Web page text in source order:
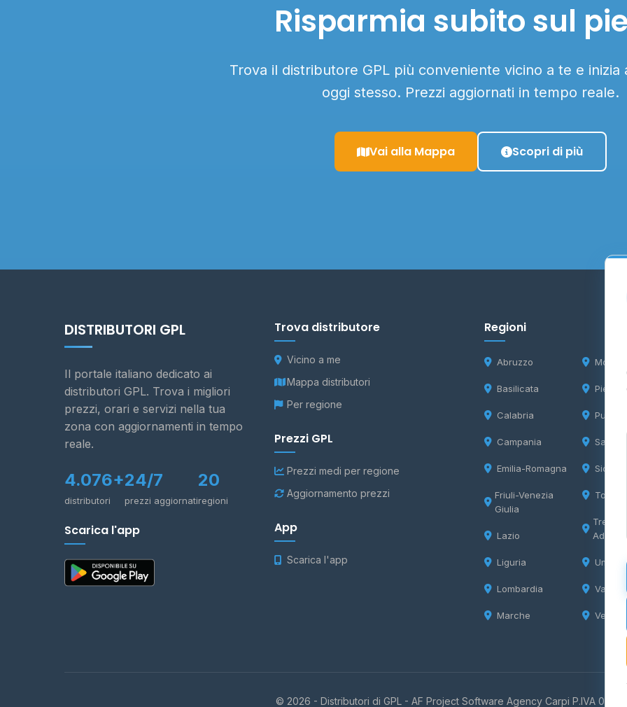
Risparmia subito sul
Trova il distributore GPL più conveniente vicino a te e inizia
oggi stesso. Prezzi aggiornati in tempo reale.
Vai alla Mappa Scopri di più
DISTRIBUTORI GPL
Il portale italiano dedicato ai
distributori GPL. Trova i migliori
prezzi, orari e servizi nella tua
zona con aggiornamenti in tempo
reale.
4.076+
distributori
24/7
prezzi aggiornati
20
regioni
Scarica l'app
Trova distributore
Vicino a me
Mappa distributori
Per regione
Prezzi GPL
Prezzi medi per regione
Aggiornamento prezzi
App
Scarica l'app
Regioni
Abruzzo
Basilicata
Calabria
Campania
Emilia-Romagna
Friuli-Venezia
Giulia
Lazio
Liguria
Lombardia
Marche
Molise
Puglia
Sicilia
Toscana
Adige
Umbria
Valle
Veneto
© 2026 - Distributori di GPL - AF Project Software Agency Carpi P.IVA